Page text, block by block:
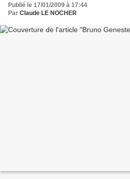
Publié le 17/01/2009 à 17:44
Par Claude LE NOCHER